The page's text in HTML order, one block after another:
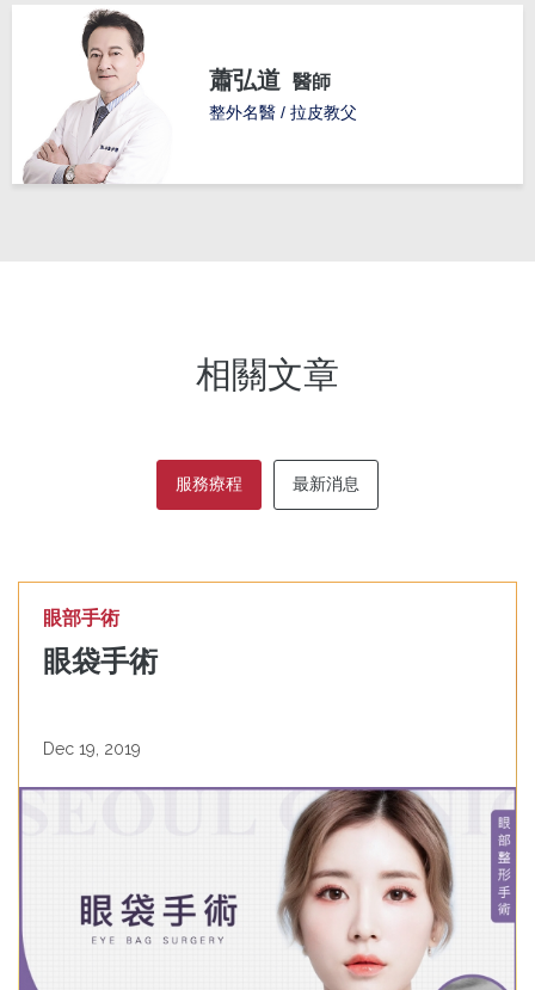
蕭弘道 醫師
整外名醫 / 拉皮教父
相關文章
服務療程 最新消息
眼部手術
眼袋手術
Dec 19, 2019